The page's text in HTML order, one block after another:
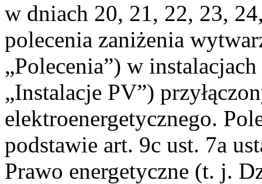
w dniach 20, 21, 22, 23,
polecenia zaniżenia
„Polecenia”) w
„Instalacje PV”)
elektroenergetycznego.
podstawie art. 9c ust. 7a
Prawo energetyczne (t. j.